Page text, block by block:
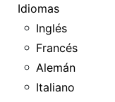
Idiomas
Inglés
Francés
Alemán
Italiano